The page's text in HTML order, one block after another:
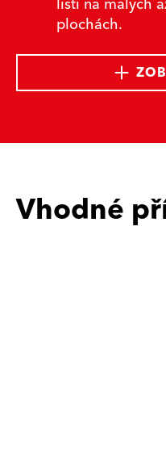
plochách.
Vhodné